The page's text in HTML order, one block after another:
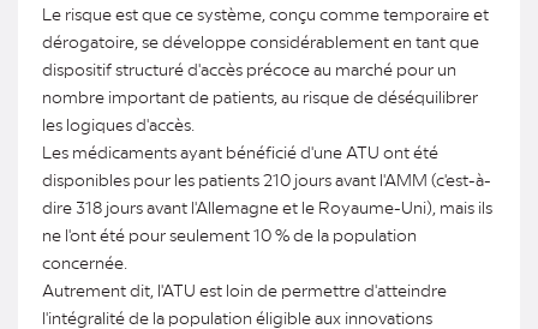
Le risque est que ce système, conçu comme temporaire et
dérogatoire, se développe considérablement en tant que
dispositif structuré d'accès précoce au marché pour un
nombre important de patients, au risque de déséquilibrer
les logiques d'accès.
Les médicaments ayant bénéficié d'une ATU ont été
disponibles pour les patients 210 jours avant l'AMM (c'est-à-
dire 318 jours avant l'Allemagne et le Royaume-Uni), mais ils
ne l'ont été pour seulement 10 % de la population
concernée.
Autrement dit, l'ATU est loin de permettre d'atteindre
l'intégralité de la population éligible aux innovations